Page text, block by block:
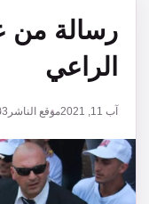
رسالة من
الراعي
آب 11, 2021 موقع الناشر